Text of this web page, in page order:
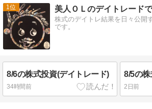
1 美人ＯＬのデイトレード
株式のデイトレ結果を日々公開
です。
8/6の株式投資(デイトレード)
34時間前
8/5の
2日前